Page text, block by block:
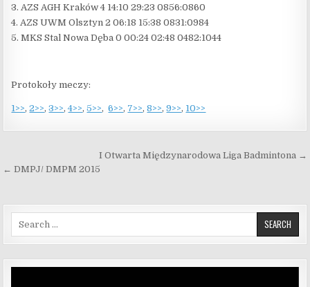
3. AZS AGH Kraków 4 14:10 29:23 0856:0860
4. AZS UWM Olsztyn 2 06:18 15:38 0831:0984
5. MKS Stal Nowa Dęba 0 00:24 02:48 0482:1044
Protokoły meczy:
1>>,2>>,3>>,4>>,5>>,6>>, 7>>,8>>,9>>, 10>>
Nawigacja wpisuI Otwarta Międzynarodowa Liga Badmintona →
← DMPJ/ DMPM 2015
Search for: